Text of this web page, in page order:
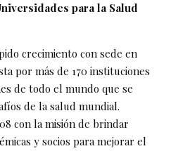
para la Salud
crecimiento con sede en
por más de 170 instituciones
de todo el mundo que se
de la salud mundial.
con la misión de brindar
y socios para mejorar el